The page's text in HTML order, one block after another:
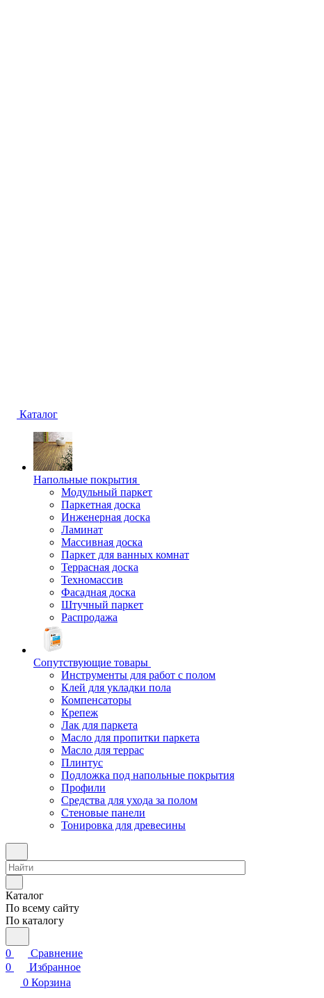
Каталог
Напольные покрытия
Модульный паркет
Паркетная доска
Инженерная доска
Ламинат
Массивная доска
Паркет для ванных комнат
Террасная доска
Техномассив
Фасадная доска
Штучный паркет
Распродажа
Сопутствующие товары
Инструменты для работ с полом
Клей для укладки пола
Компенсаторы
Крепеж
Лак для паркета
Масло для пропитки паркета
Масло для террас
Плинтус
Подложка под напольные покрытия
Профили
Средства для ухода за полом
Стеновые панели
Тонировка для древесины
Каталог
По всему сайту
По каталогу
0
Сравнение
0
Избранное
0 Корзина